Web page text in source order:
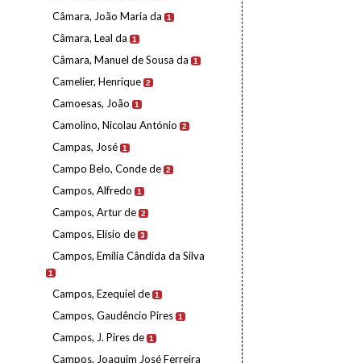
Câmara, João Maria da 1
Câmara, Leal da 1
Câmara, Manuel de Sousa da 1
Camelier, Henrique 2
Camoesas, João 1
Camolino, Nicolau António 2
Campas, José 1
Campo Belo, Conde de 2
Campos, Alfredo 1
Campos, Artur de 2
Campos, Elísio de 3
Campos, Emília Cândida da Silva
1
Campos, Ezequiel de 1
Campos, Gaudêncio Pires 1
Campos, J. Pires de 1
Campos, Joaquim José Ferreira